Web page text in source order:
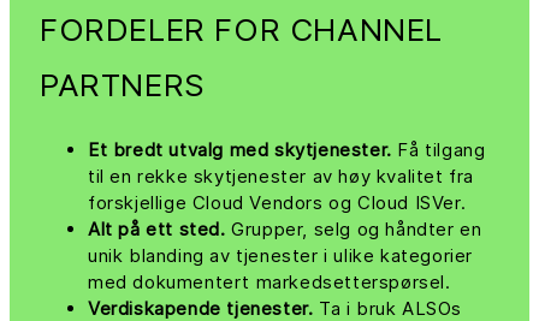
FORDELER FOR CHANNEL
PARTNERS
Et bredt utvalg med skytjenester. Få tilgang
til en rekke skytjenester av høy kvalitet fra
forskjellige Cloud Vendors og Cloud ISVer.
Alt på ett sted. Grupper, selg og håndter en
unik blanding av tjenester i ulike kategorier
med dokumentert markedsetterspørsel.
Verdiskapende tjenester. Ta i bruk ALSOs